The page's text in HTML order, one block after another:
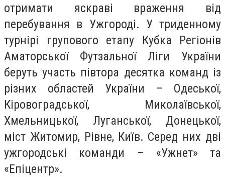
отримати яскравi враження вiд
перебування в Ужгородi. У триденному
турнiрi групового етапу Кубка Регiонiв
Аматорської Футзальної Лiги України
беруть участь пiвтора десятка команд iз
рiзних областей України – Одеської,
Кiровоградської, Миколаївської,
Хмельницької, Луганської, Донецької,
мiст Житомир, Рiвне, Київ. Серед них двi
ужгородськi команди – «Ужнет» та
«Епiцентр».